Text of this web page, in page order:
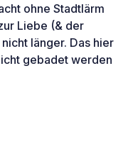
ohne Stadtlärm
Liebe (& der
länger. Das hier
gebadet werden